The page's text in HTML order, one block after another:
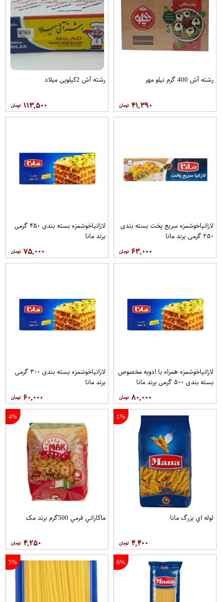
رشته آش 400 گرم نیلو مهر
۴۱,۳۹۰
رشته آش 2کیلویی میلاد
۱۱۳,۵۰۰
لازانياخوشمزه سریع پخت بسته بندی
۲۵۰ گرمی برند مانا
۶۳,۰۰۰
لازانياخوشمزه بسته بندی ۴۵۰ گرمی
برند مانا
۷۵,۰۰۰
لازانياخوشمزه همراه با ادویه مخصوص
بسته بندی ۵۰۰ گرمی برند مانا
۸۰,۰۰۰
لازانياخوشمزه بسته بندی ۳۰۰ گرمی
برند مانا
۶۰,۰۰۰
1%
لوله اي بزرگ مانا
۴,۴۰۰
4%
ماکاراني فرمي 500گرم برند مک
۴,۲۵۰
6%
5%